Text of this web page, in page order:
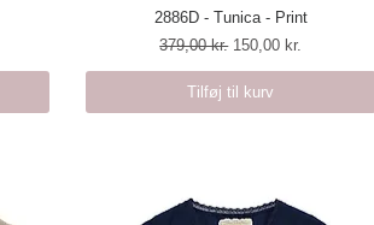
Hurtigvisning
2886D - Tunica - Print
Regulær pris
379,00 kr. Salgspris
150,00 kr.
Tilføj til kurv